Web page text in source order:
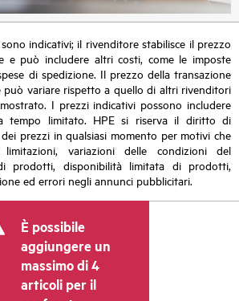
indicativi; il rivenditore stabilisce il prezzo
e può includere altri costi, come le imposte
di spedizione. Il prezzo della transazione
variare rispetto a quello di altri rivenditori
I prezzi indicativi possono includere
tempo limitato. HPE si riserva il diritto di
prezzi in qualsiasi momento per motivi che
limitazioni, variazioni delle condizioni del
prodotti, disponibilità limitata di prodotti,
ed errori negli annunci pubblicitari.
È possibile
aggiungere un
massimo di 4
articoli per il
prodotti